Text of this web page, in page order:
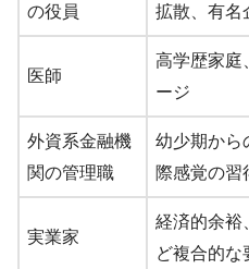
の役員
拡散、有名
医師
高学歴家庭
ージ
外資系金融機
関の管理職
幼少期から
際感覚の習
実業家
経済的余裕
ど複合的な